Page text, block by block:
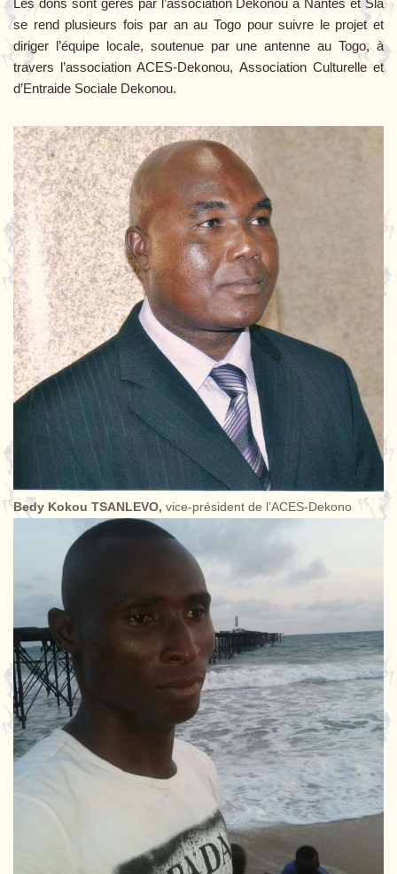
Les dons sont gérés par l’association Dekonou à Nantes et Sla
se rend plusieurs fois par an au Togo pour suivre le projet et
diriger l’équipe locale, soutenue par une antenne au Togo, à
travers l’association ACES-Dekonou, Association Culturelle et
d’Entraide Sociale Dekonou.
Bedy Kokou TSANLEVO, vice-président de l’ACES-Dekono